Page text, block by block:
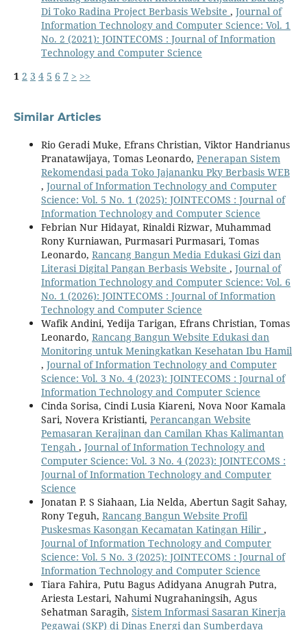
Di Toko Radina Project Berbasis Website , Journal of
Information Technology and Computer Science: Vol. 1
No. 2 (2021): JOINTECOMS : Journal of Information
Technology and Computer Science
1 2 3 4 5 6 7 > >>
Similar Articles
Rio Geradi Muke, Efrans Christian, Viktor Handrianus
Pranatawijaya, Tomas Leonardo, Penerapan Sistem
Rekomendasi pada Toko Jajananku Pky Berbasis WEB
, Journal of Information Technology and Computer
Science: Vol. 5 No. 1 (2025): JOINTECOMS : Journal of
Information Technology and Computer Science
Febrian Nur Hidayat, Rinaldi Rizwar, Muhammad
Rony Kurniawan, Purmasari Purmasari, Tomas
Leonardo, Rancang Bangun Media Edukasi Gizi dan
Literasi Digital Pangan Berbasis Website , Journal of
Information Technology and Computer Science: Vol. 6
No. 1 (2026): JOINTECOMS : Journal of Information
Technology and Computer Science
Wafik Andini, Yedija Tarigan, Efrans Christian, Tomas
Leonardo, Rancang Bangun Website Edukasi dan
Monitoring untuk Meningkatkan Kesehatan Ibu Hamil
, Journal of Information Technology and Computer
Science: Vol. 3 No. 4 (2023): JOINTECOMS : Journal of
Information Technology and Computer Science
Cinda Sorisa, Cindi Lusia Kiareni, Nova Noor Kamala
Sari, Novera Kristianti, Perancangan Website
Pemasaran Kerajinan dan Camilan Khas Kalimantan
Tengah , Journal of Information Technology and
Computer Science: Vol. 3 No. 4 (2023): JOINTECOMS :
Journal of Information Technology and Computer
Science
Jonatan P. S Siahaan, Lia Nelda, Abertun Sagit Sahay,
Rony Teguh, Rancang Bangun Website Profil
Puskesmas Kasongan Kecamatan Katingan Hilir ,
Journal of Information Technology and Computer
Science: Vol. 5 No. 3 (2025): JOINTECOMS : Journal of
Information Technology and Computer Science
Tiara Fahira, Putu Bagus Adidyana Anugrah Putra,
Ariesta Lestari, Nahumi Nugrahaningsih, Agus
Sehatman Saragih, Sistem Informasi Sasaran Kinerja
Pegawai (SKP) di Dinas Energi dan Sumberdaya